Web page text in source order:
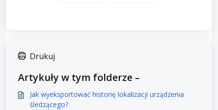
Drukuj
Artykuły w tym folderze –
Jak wyeksportować historię lokalizacji urządzenia
śledzącego?